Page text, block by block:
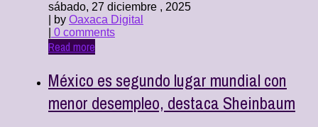
sábado, 27 diciembre , 2025
| by Oaxaca Digital
0 comments
Read more
México es segundo lugar mundial con
menor desempleo, destaca Sheinbaum